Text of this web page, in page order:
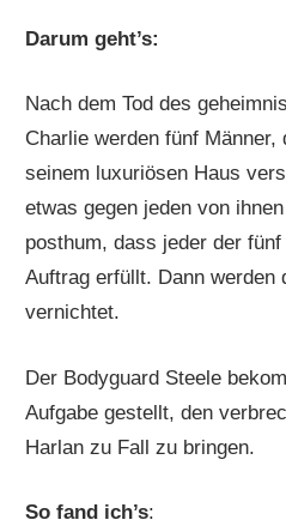
Darum geht’s:
Nach dem Tod des
Charlie werden fünf Männer,
seinem luxuriösen Haus
etwas gegen jeden von
posthum, dass jeder der
Auftrag erfüllt. Dann werden
vernichtet.
Der Bodyguard Steele
Aufgabe gestellt, den
Harlan zu Fall zu bringen.
So fand ich’s: